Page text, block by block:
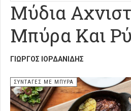
Μύδια
Μπύρα Και
ΓΙΏΡΓΟΣ ΙΟΡΔΑΝΊΔΗΣ
ΣΥΝΤΑΓΕΣ ΜΕ ΜΠΥΡΑ